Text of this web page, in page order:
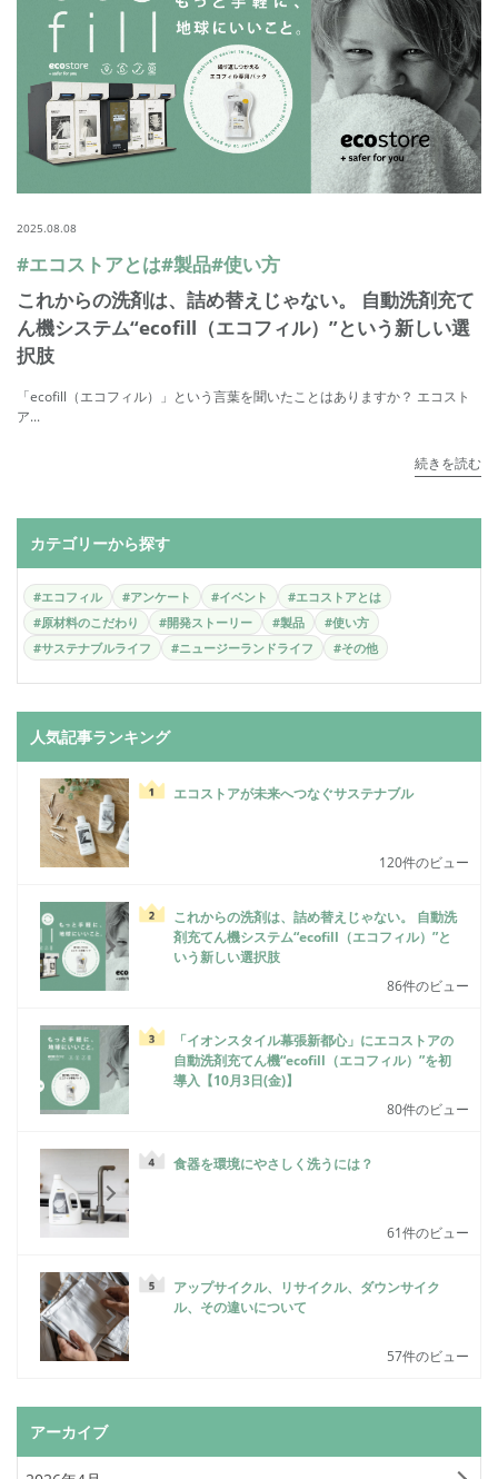
2025.08.08
#エコストアとは#製品#使い方
これからの洗剤は、詰め替えじゃない。 自動洗剤充て
ん機システム“ecofill（エコフィル）”という新しい選
択肢
「ecofill（エコフィル）」という言葉を聞いたことはありますか？ エコスト
ア...
続きを読む
カテゴリーから探す
#エコフィル #アンケート #イベント
#エコストアとは
#原材料のこだわり
#開発ストーリー #製品
#使い方
#サステナブルライフ
#ニュージーランドライフ #その他
人気記事ランキング
エコストアが未来へつなぐサステナブル
120件のビュー
これからの洗剤は、詰め替えじゃない。 自動洗
剤充てん機システム“ecofill（エコフィル）”と
いう新しい選択肢
86件のビュー
「イオンスタイル幕張新都心」にエコストアの
自動洗剤充てん機“ecofill（エコフィル）”を初
導入【10月3日(金)】
80件のビュー
食器を環境にやさしく洗うには？
61件のビュー
アップサイクル、リサイクル、ダウンサイク
ル、その違いについて
57件のビュー
アーカイブ